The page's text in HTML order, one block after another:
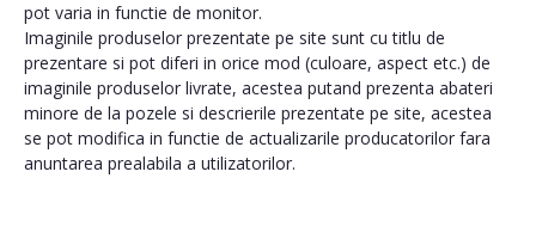
pot varia in functie de monitor.
Imaginile produselor prezentate pe site sunt cu titlu de
prezentare si pot diferi in orice mod (culoare, aspect etc.) de
imaginile produselor livrate, acestea putand prezenta abateri
minore de la pozele si descrierile prezentate pe site, acestea
se pot modifica in functie de actualizarile producatorilor fara
anuntarea prealabila a utilizatorilor.